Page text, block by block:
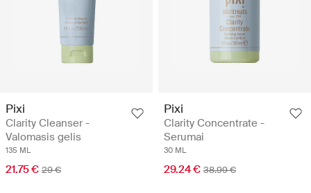
Pixi
Clarity Cleanser -
Valomasis gelis
135 ML
21.75 € 29 €
Pixi
Clarity Concentrate -
Serumai
30 ML
29.24 € 38.99 €